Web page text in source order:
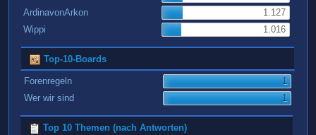
ArdinavonArkon
1.127
Wippi
1.016
Top-10-Boards
Forenregeln
1
Wer wir sind
1
Top 10 Themen (nach Antworten)